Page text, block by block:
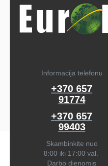
Informacija telefonu
+370 657
91774
+370 657
99403
Skambinkite nuo
8:00 iki 17:00 val.
Darbo dienomis